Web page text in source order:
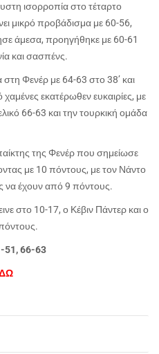
ισορροπία στο τέταρτο
μικρό προβάδισμα με 60-56,
άμεσα, προηγήθηκε με 60-61
και σασπένς.
Φενέρ με 64-63 στο 38’ και
εκατέρωθεν ευκαιρίες, με
66-63 και την τουρκική ομάδα
της Φενέρ που σημείωσε
με 10 πόντους, με τον Νάντο
να έχουν από 9 πόντους.
στο 10-17, ο Κέβιν Πάντερ και ο
51, 66-63